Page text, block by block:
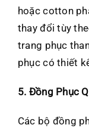
hoặc cotton
thay đổi tùy
trang phục
phục có thiết
5. Đồng Phục
Các bộ đồng